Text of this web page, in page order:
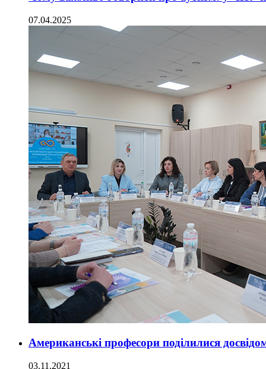
07.04.2025
Американські професори поділилися
03.11.2021